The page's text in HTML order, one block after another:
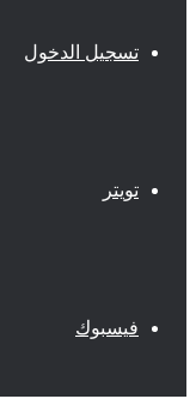
تسجيل الدخول
تويتر
فيسبوك